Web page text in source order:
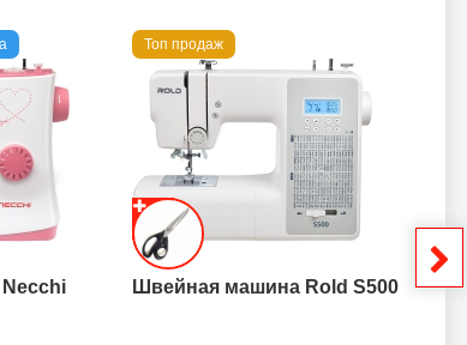
Топ продаж
Швейная машина Rold S500